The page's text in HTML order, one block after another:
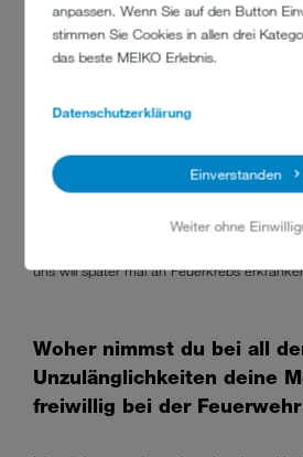
anpassen. Wenn Sie auf den Button
stimmen Sie Cookies in allen drei
das beste MEIKO Erlebnis.
Datenschutzerklärung
Einverstanden
Weiter ohne
Gibt es etwas, das du am
gestellt werden. In Deutschland arbeiten
Feuerwehrleute bei einer Berufsfeuerwehr.
werden. Die Schwarz-Weiß-Trennung ist
uns will später mal an Feuerkrebs
Woher nimmst du bei all
Unzulänglichkeiten deine
freiwillig bei der